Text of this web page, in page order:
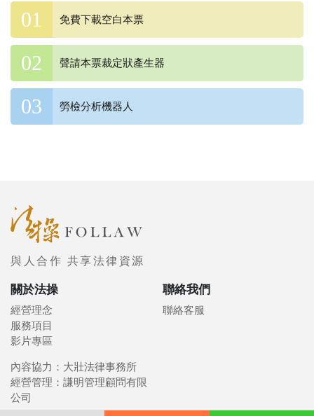
免費下載空白本票
聲請本票裁定狀產生器
勞檢分析機器人
與人合作 共享法律資源
關於法操
經營理念
服務項目
影片專區
聯絡我們
聯絡客服
內容協力：大壯法律事務所
經營管理：謙明管理顧問有限
公司